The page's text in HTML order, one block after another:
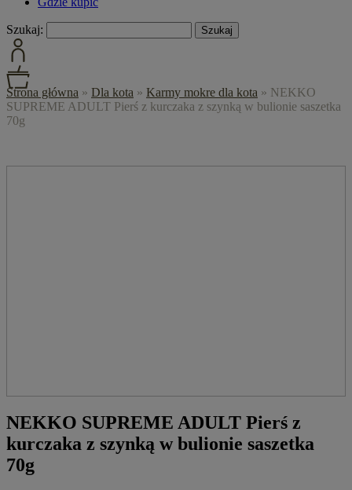
Szukaj:
Strona główna » Dla kota » Karmy mokre dla kota » NEKKO
SUPREME ADULT Pierś z kurczaka z szynką w bulionie saszetka
70g
NEKKO SUPREME ADULT Pierś z
kurczaka z szynką w bulionie saszetka
70g